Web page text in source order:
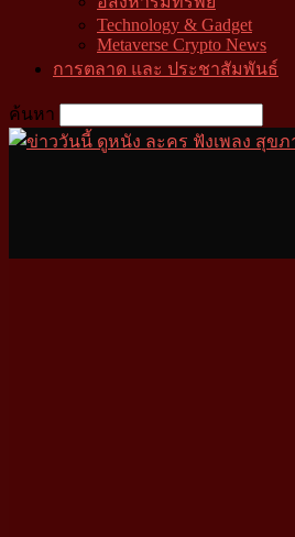
Technology & Gadget
Metaverse Crypto News
การตลาด และ ประชาสัมพันธ์
ค้นหา